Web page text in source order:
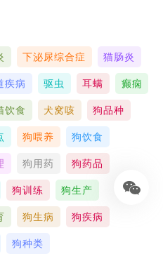
下泌尿综合症 猫肠炎
疾病 驱虫 耳螨 癫痫
饮食 犬窝咳 狗品种
狗喂养 狗饮食
狗用药 狗药品
狗训练 狗生产
狗生病 狗疾病
狗种类